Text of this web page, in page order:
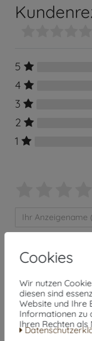
5
4
3
2
1
Rezension
Cookies
Wir nutzen
diesen sind
Website und Ihre
Informationen zu
Ihren Rechten als